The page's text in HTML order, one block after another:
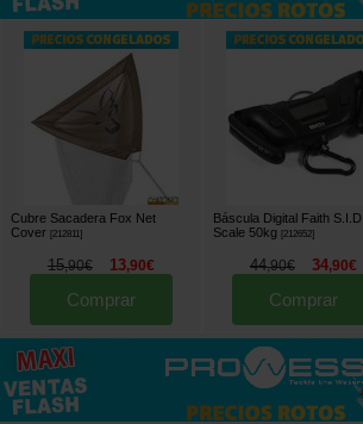
Cubre Sacadera Fox Net
Cover
212811]
15,90€ 13,90€
Comprar
Báscula Digital Faith S.I.D
Scale 50kg
212652]
44,90€ 34,90€
Comprar